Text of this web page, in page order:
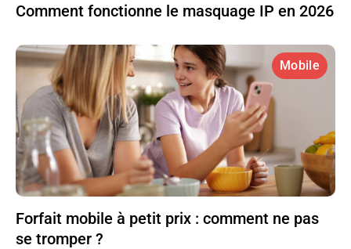
Comment fonctionne le masquage IP en 2026
Mobile
Forfait mobile à petit prix : comment ne pas
se tromper ?